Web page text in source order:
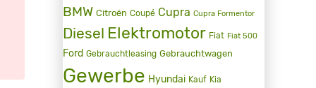
BMW Citroën Coupé Cupra Cupra Formentor
Diesel Elektromotor Fiat Fiat 500
Ford Gebrauchtleasing Gebrauchtwagen
Gewerbe Hyundai Kauf Kia